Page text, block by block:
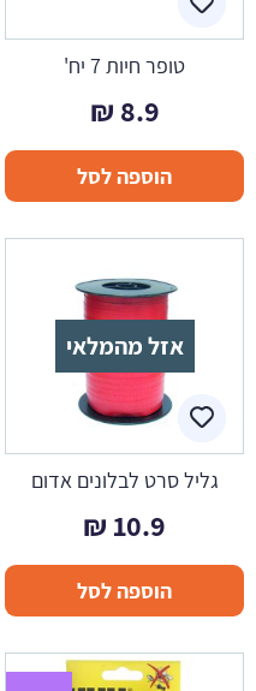
טופר חיות 7 יח'
8.9
₪
הוספה לסל
אזל מהמלאי
גליל סרט לבלונים אדום
10.9
₪
הוספה לסל